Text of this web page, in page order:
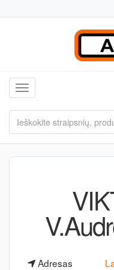
Toggle navigation
Adresas